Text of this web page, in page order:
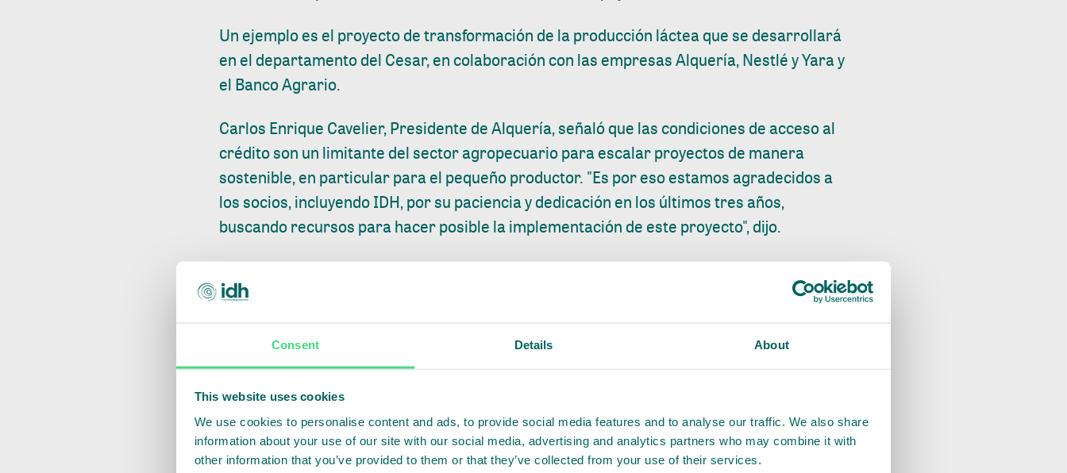
Consent Details About
This website uses cookies
We use cookies to personalise content and ads, to provide social media features and to analyse our traffic. We also share
information about your use of our site with our social media, advertising and analytics partners who may combine it with
other information that you’ve provided to them or that they’ve collected from your use of their services.
Un ejemplo es el proyecto de transformación de la producción láctea que se desarrollará
en el departamento del Cesar, en colaboración con las empresas Alquería, Nestlé y Yara y
el Banco Agrario.
Carlos Enrique Cavelier, Presidente de Alquería, señaló que las condiciones de acceso al
crédito son un limitante del sector agropecuario para escalar proyectos de manera
sostenible, en particular para el pequeño productor. "Es por eso estamos agradecidos a
los socios, incluyendo IDH, por su paciencia y dedicación en los últimos tres años,
buscando recursos para hacer posible la implementación de este proyecto", dijo.
y privado y está alineada con el propósito de nuestra empresa, que es construir un futuro
comunidades", dijo Carlos Lozano, Vicepresidente de Suministros de Nestlé.
En el sector de la palma de aceite también se implementará un proyecto con Fedepalma,
el cual busca aumentar la productividad y la sostenibilidad en esta cadena. “Es una
alianza de la que estamos muy contentos de formar parte con el IDH, ya que compartimos
aspiraciones y valores similares para fortalecer el comercio sostenible de aceite de